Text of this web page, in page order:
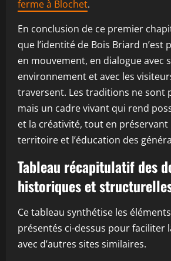
ferme à Blochet.
En conclusion de ce premier
que l’identité de Bois Briard n’est
en mouvement, en dialogue avec
environnement et avec les
traversent. Les traditions ne sont
mais un cadre vivant qui rend
et la créativité, tout en préservant
territoire et l’éducation des
Tableau récapitulatif des
historiques et
Ce tableau synthétise les
présentés ci-dessus pour faciliter
avec d’autres sites similaires.